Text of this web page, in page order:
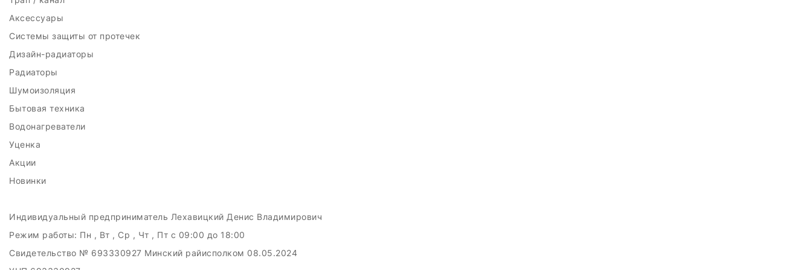
Аксессуары
Системы защиты от протечек
Дизайн-радиаторы
Радиаторы
Шумоизоляция
Бытовая техника
Водонагреватели
Уценка
Акции
Новинки
Индивидуальный предприниматель Лехавицкий Денис Владимирович
Режим работы: Пн , Вт , Ср , Чт , Пт c 09:00 до 18:00
Свидетельство № 693330927 Минский райисполком 08.05.2024